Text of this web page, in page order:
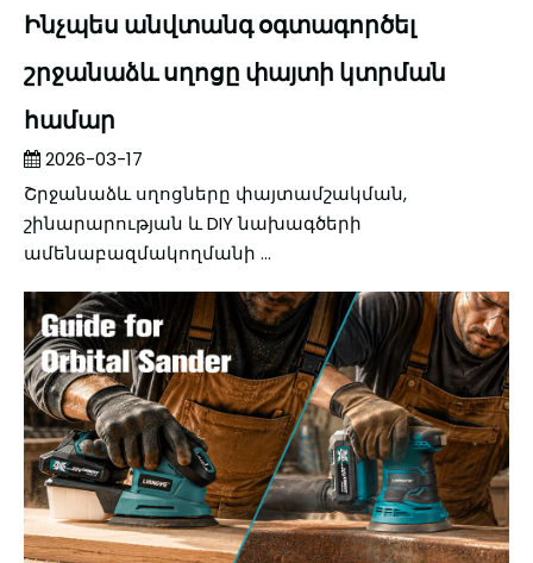
Ինչպես անվտանգ օգտագործել
շրջանաձև սղոցը փայտի կտրման
համար
2026-03-17
Շրջանաձև սղոցները փայտամշակման,
շինարարության և DIY նախագծերի
ամենաբազմակողմանի ...